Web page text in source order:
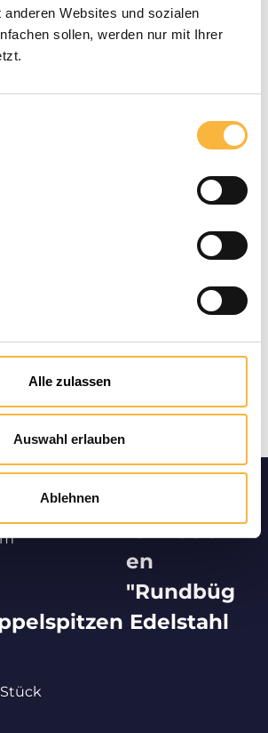
Websites und sozialen
sollen, werden nur mit Ihrer
Alle zulassen
Auswahl erlauben
Ablehnen
zzgl. Versandkosten
in der angegebenen Lieferzeit
formation
en
"Rundbüg
Edelstahl